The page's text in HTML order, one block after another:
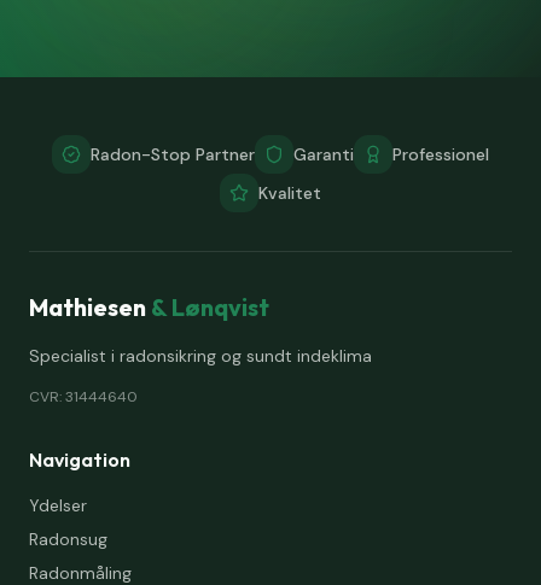
Radon-Stop Partner Garanti
Professionel
Kvalitet
Mathiesen & Lønqvist
Specialist i radonsikring og sundt indeklima
CVR: 31444640
Navigation
Ydelser
Radonsug
Radonmåling